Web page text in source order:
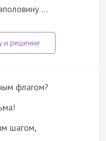
…
флагом?
шагом,